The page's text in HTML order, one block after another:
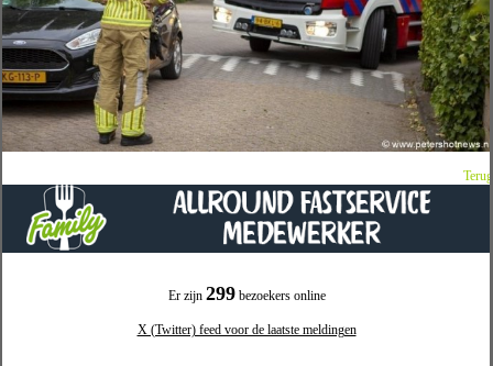
Er zijn 299bezoekers online
X (Twitter) feed voor de laatste meldingen
Terug